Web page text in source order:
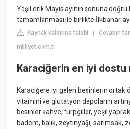
Yeşil erik Mayıs ayının sonuna doğru
tamamlanması ile birlikte İlkbahar
Kaynak kaldırma talebi |Cevabın
milliyet.com.tr
Karaciğerin en iyi dostu
Karaciğere iyi gelen besinlerin ortak
vitamini ve glutatyon depolarını
besinler kahve, turpgiller, yeşil
badem, balık, zeytinyağı, sarımsak,